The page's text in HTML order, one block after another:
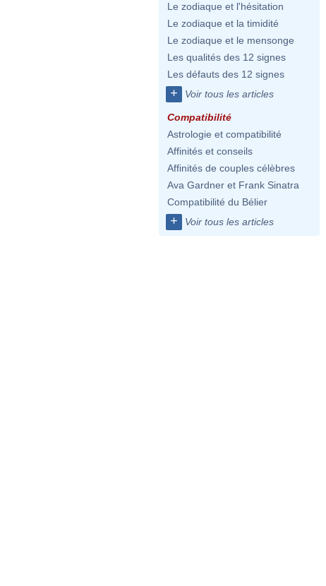
Le zodiaque et l'hésitation
Le zodiaque et la timidité
Le zodiaque et le mensonge
Les qualités des 12 signes
Les défauts des 12 signes
+ Voir tous les articles
Compatibilité
Astrologie et compatibilité
Affinités et conseils
Affinités de couples célèbres
Ava Gardner et Frank Sinatra
Compatibilité du Bélier
+ Voir tous les articles